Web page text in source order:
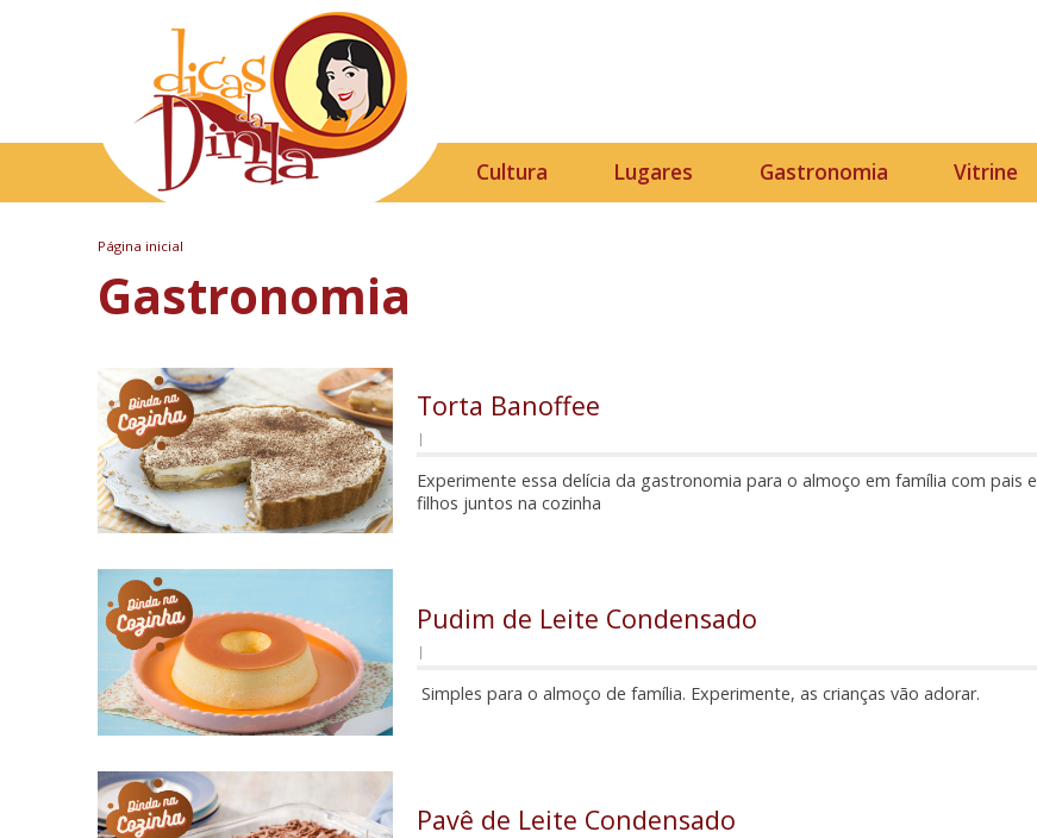
Cultura Lugares Gastronomia Vitrine
Página inicial
Gastronomia
Torta Banoffee
|
Experimente essa delícia da gastronomia para o almoço em família com pais e
filhos juntos na cozinha
Pudim de Leite Condensado
|
Simples para o almoço de família. Experimente, as crianças vão adorar.
Pavê de Leite Condensado